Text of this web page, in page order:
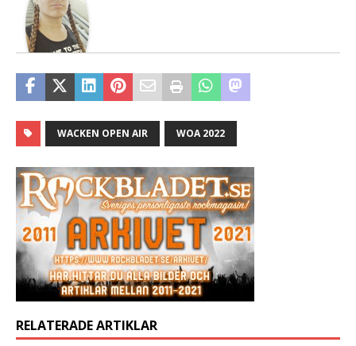
WACKEN OPEN AIR WOA 2022
RELATERADE ARTIKLAR